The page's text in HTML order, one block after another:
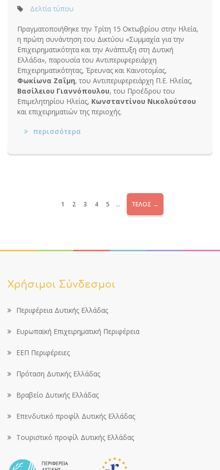
Δελτία τύπου
Πραγματοποιήθηκε την Τρίτη 15 Οκτωβρίου στην Ηλεία,
η πρώτη συνάντηση του Δικτύου «Συμμαχία για την
Επιχειρηματικότητα και την Ανάπτυξη στη Δυτική
Ελλάδα», παρουσία του Αντιπεριφερειάρχη
Επιχειρηματικότητας, Έρευνας και Καινοτομίας,
Φωκίωνα Ζαΐμη, του Αντιπεριφερειάρχη Π.Ε. Ηλείας,
Βασίλειου Γιαννόπουλου, του Προέδρου του
Επιμελητηρίου Ηλείας, Κωνσταντίνου Νικολούτσου
και επιχειρηματιών της περιοχής.
περισσότερα
1 2 3 4 5 ... ΤΈΛΟΣ →
Χρήσιμοι Σύνδεσμοι
Περιφέρεια Δυτικής Ελλάδας
Ευρωπαϊκή Επιχειρηματική Περιφέρεια
ΕΕΠ Περιφέρειες
Πρόταση Δυτικής Ελλάδας
Βραβείο Δυτικής Ελλάδας
Επενδυτικό προφίλ Δυτικής Ελλάδας
Τουριστικό προφίλ Δυτικής Ελλάδας